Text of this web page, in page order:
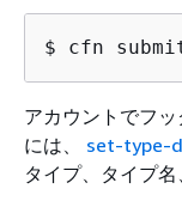
$ cfn
アカウントでフ
には、 set-type-
タイプ、タイプ名